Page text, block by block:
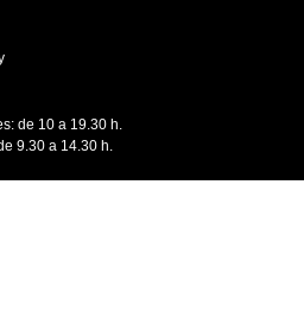
de 10 a 19.30 h.
9.30 a 14.30 h.